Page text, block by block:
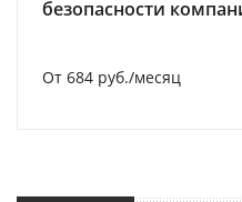
безопасности
От 684 руб./месяц